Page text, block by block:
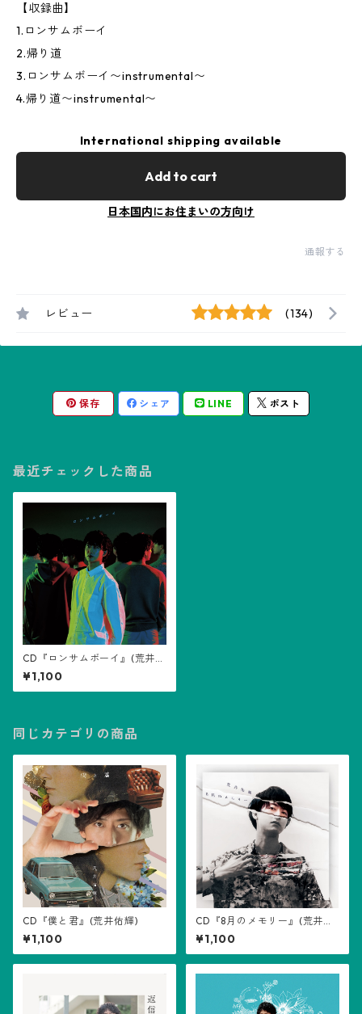
【収録曲】
1.ロンサムボーイ
2.帰り道
3.ロンサムボーイ〜instrumental〜
4.帰り道〜instrumental〜
International shipping available
Add to cart
日本国内にお住まいの方向け
通報する
レビュー (134)
保存 シェア LINE ポスト
最近チェックした商品
CD『ロンサムボーイ』(荒井佑
輝)
¥1,100
同じカテゴリの商品
CD『僕と君』(荒井佑輝)
¥1,100
CD『8月のメモリー』(荒井佑
輝)
¥1,100